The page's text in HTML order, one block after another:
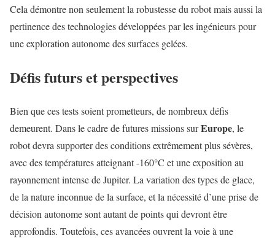
Cela démontre non seulement la robustesse du robot mais aussi la
pertinence des technologies développées par les ingénieurs pour
une exploration autonome des surfaces gelées.
Défis futurs et perspectives
Bien que ces tests soient prometteurs, de nombreux défis
demeurent. Dans le cadre de futures missions surEurope, le
robot devra supporter des conditions extrêmement plus sévères,
avec des températures atteignant -160°C et une exposition au
rayonnement intense de Jupiter. La variation des types de glace,
de la nature inconnue de la surface, et la nécessité d’une prise de
décision autonome sont autant de points qui devront être
approfondis. Toutefois, ces avancées ouvrent la voie à une